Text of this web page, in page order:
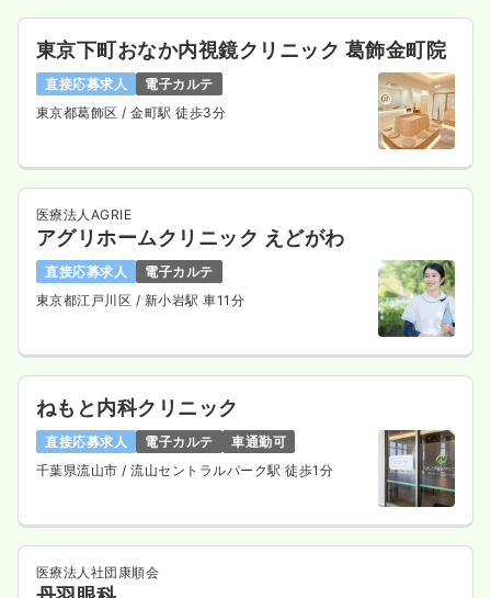
東京下町おなか内視鏡クリニック 葛飾金町院
直接応募求人
電子カルテ
東京都葛飾区 / 金町駅 徒歩3分
医療法人AGRIE
アグリホームクリニック えどがわ
直接応募求人
電子カルテ
東京都江戸川区 / 新小岩駅 車11分
ねもと内科クリニック
直接応募求人 電子カルテ
車通勤可
千葉県流山市 / 流山セントラルパーク駅 徒歩1分
医療法人社団康順会